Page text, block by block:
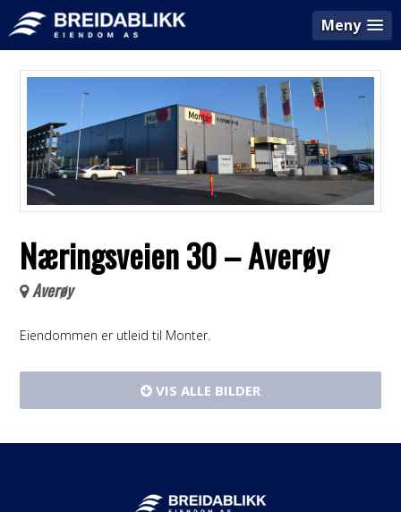
Meny
Næringsveien 30 – Averøy
Averøy
Eiendommen er utleid til Monter.
VIS ALLE BILDER